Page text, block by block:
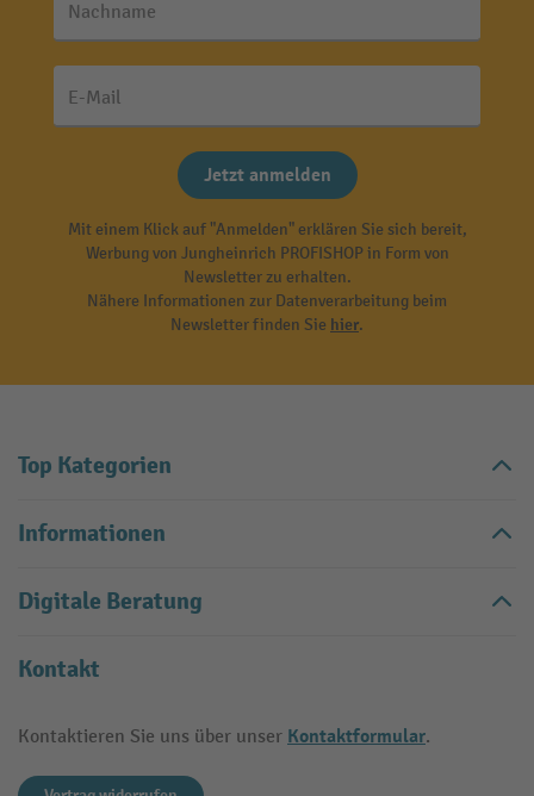
Nachname
E-Mail
Jetzt anmelden
Mit einem Klick auf "Anmelden" erklären Sie sich bereit,
Werbung von Jungheinrich PROFISHOP in Form von
Newsletter zu erhalten.
Nähere Informationen zur Datenverarbeitung beim
Newsletter finden Sie hier.
Top Kategorien
Informationen
Digitale Beratung
Kontakt
Kontaktieren Sie uns über unser Kontaktformular.